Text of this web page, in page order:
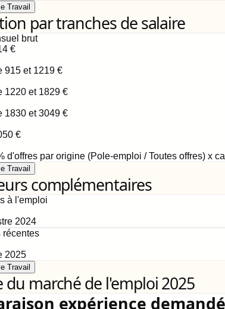
Travail
par tranches de salaire
brut
€
915 et 1219€
1220 et 1829€
1830 et 3049€
€
d'offres par origine (Pole-emploi / Toutes offres) x
Travail
complémentaires
à l'emploi
2024
récentes
2025
Travail
du marché de l'emploi 2025
expérience